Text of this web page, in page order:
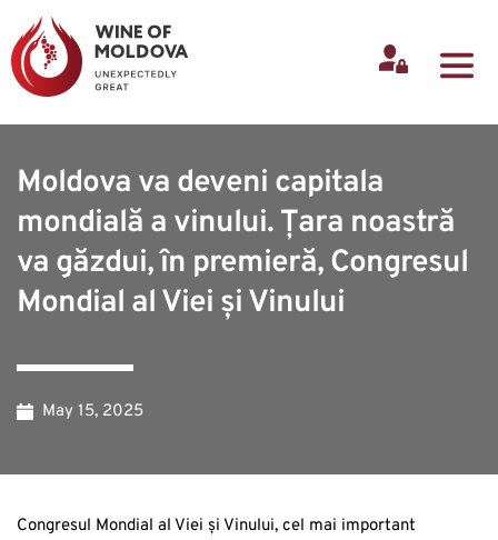
Moldova va deveni capitala
mondială a vinului. Țara noastră
va găzdui, în premieră, Congresul
Mondial al Viei și Vinului
May 15, 2025
Congresul Mondial al Viei și Vinului, cel mai important